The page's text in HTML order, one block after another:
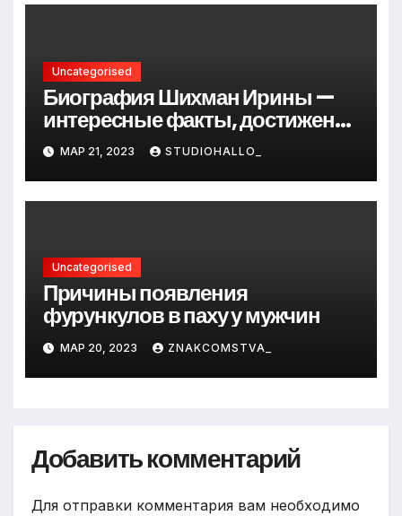
Uncategorised
Биография Шихман Ирины —
интересные факты, достижения
и путь к успеху
МАР 21, 2023 STUDIOHALLO_
Uncategorised
Причины появления
фурункулов в паху у мужчин
МАР 20, 2023 ZNAKCOMSTVA_
Добавить комментарий
Для отправки комментария вам необходимо